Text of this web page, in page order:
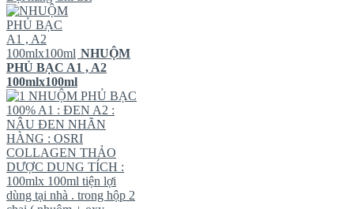
NHUỘM
PHỦ BẠC A1 , A2
100mlx100ml
NHUỘM PHỦ BẠC
100% A1 : ĐEN A2 :
NÂU ĐEN NHÃN
HÀNG : OSRI
COLLAGEN THẢO
DƯỢC DUNG TÍCH :
100mlx 100ml tiện lợi
dùng tại nhà . trong hộp 2